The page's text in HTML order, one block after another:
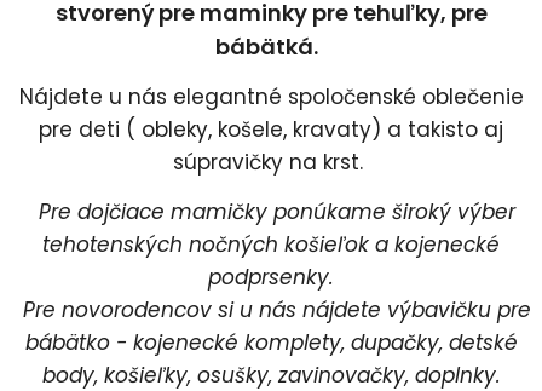
stvorený pre maminky pre tehuľky, pre
bábätká.
Nájdete u nás elegantné spoločenské oblečenie
pre deti ( obleky, košele, kravaty) a takisto aj
súpravičky na krst.
Pre dojčiace mamičky ponúkame široký výber
tehotenských nočných košieľok a kojenecké
podprsenky.
Pre novorodencov si u nás nájdete výbavičku pre
bábätko - kojenecké komplety, dupačky, detské
body, košieľky, osušky, zavinovačky, doplnky.